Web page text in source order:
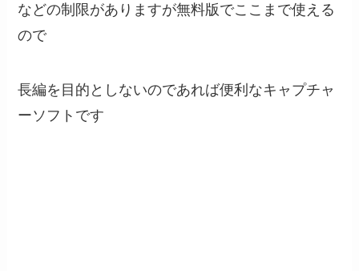
などの制限がありますが無料版でここまで使える
ので
長編を目的としないのであれば便利なキャプチャ
ーソフトです